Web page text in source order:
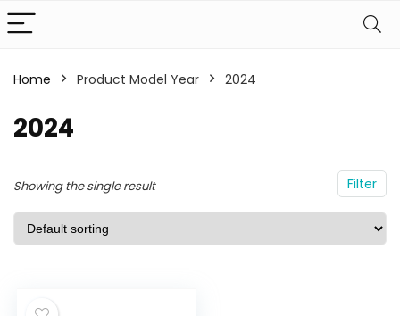
Home Product Model Year 2024
2024
Filter
Showing the single result